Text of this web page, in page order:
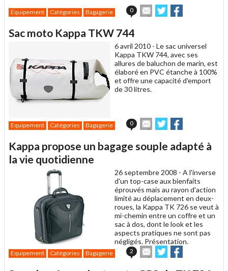
Equipement Catégories Bagagerie 0
Envoyer
cet
un
ami
Partager
sur sur
Sac moto Kappa TKW 744
6 avril 2010 - Le sac universel
Kappa TKW 744, avec ses
allures de baluchon de marin, est
élaboré en PVC étanche à 100%
et offre une capacité d'emport
de 30 litres.
Equipement Catégories Bagagerie 0
Envoyer
cet
à
Partager
sur sur
Kappa propose un bagage souple adapté à
la vie quotidienne
26 septembre 2008 - A l'inverse
d'un top-case aux bienfaits
éprouvés mais au rayon d'action
limité au déplacement en deux-
roues, la Kappa TK 726 se veut à
mi-chemin entre un coffre et un
sac à dos, dont le look et les
aspects pratiques ne sont pas
négligés. Présentation.
Equipement Catégories Bagagerie 2
Envoyer
cet
Partager
sur sur